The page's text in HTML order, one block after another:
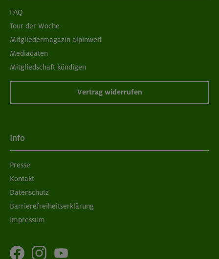
FAQ
Tour der Woche
Mitgliedermagazin alpinwelt
Mediadaten
Mitgliedschaft kündigen
Vertrag widerrufen
Info
Presse
Kontakt
Datenschutz
Barrierefreiheitserklärung
Impressum